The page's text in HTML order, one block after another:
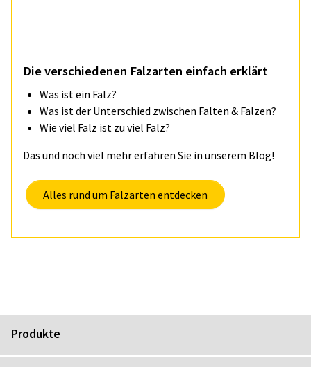
Die ver­schie­de­nen Fal­zar­ten ein­fach er­klärt
Was ist ein Falz?
Was ist der Unterschied zwischen Falten & Falzen?
Wie viel Falz ist zu viel Falz?
Das und noch viel mehr erfahren Sie in unserem Blog!
Alles rund um Falzarten entdecken
Produkte